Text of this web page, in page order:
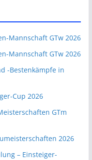
Mannschaft GTw 2026
Mannschaft GTw 2026
-Bestenkämpfe in
Cup 2026
GTm
2026
– Einsteiger-